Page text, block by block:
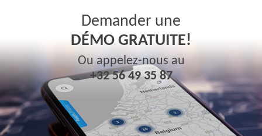
Demander une
DÉMO GRATUITE!
Ou appelez-nous au
+32 56 49 35 87